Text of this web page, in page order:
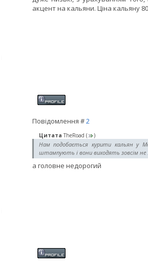
акцент на кальяни. Ціна кальяну
Повідомлення #2
Цитата TheRoad ( )
Нам подобається курити кальян у
штампують і вони виходять зовсім не
а головне недорогий